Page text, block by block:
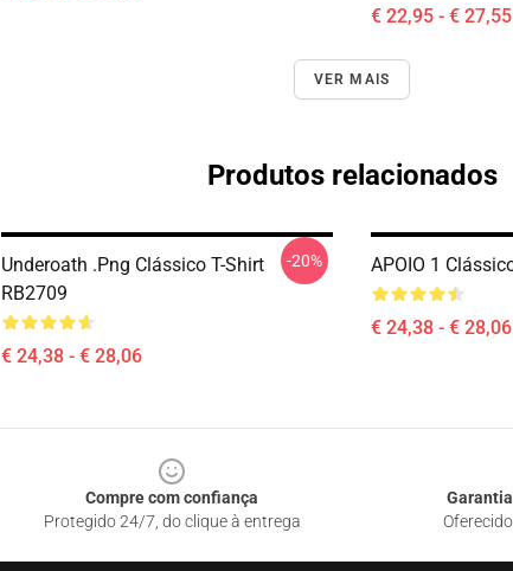
€ 22,95 - € 27,55
VER MAIS
Produtos relacionados
Underoath .png Clássico T-Shirt
RB2709
€ 24,38 - € 28,06
-20% APOIO 1
€ 24,38 - € 28,06
Compre com confiança
Protegido 24/7, do clique à entrega